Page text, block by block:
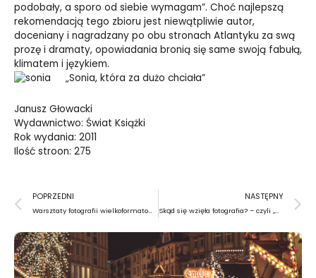
podobały, a sporo od siebie wymagam”. Choć najlepszą
rekomendacją tego zbioru jest niewątpliwie autor,
doceniany i nagradzany po obu stronach Atlantyku za swą
prozę i dramaty, opowiadania bronią się same swoją fabułą,
klimatem i językiem.
„Sonia, która za dużo chciała”
Janusz Głowacki
Wydawnictwo: Świat Książki
Rok wydania: 2011
Ilość stroon: 275
Prev
POPRZEDNI
Warsztaty fotografii wielkoformatowej na Woli
NASTĘPNY
Skąd się wzięła fotografia? – czyli „Widok z okna pracowni” Josepha Nicéphora Niepca